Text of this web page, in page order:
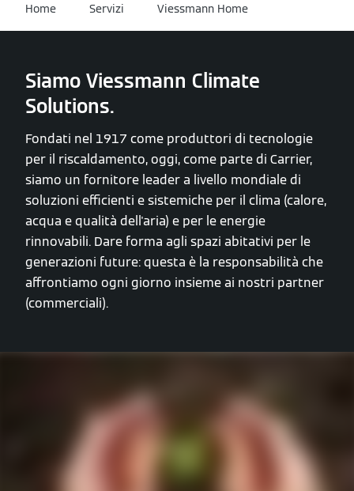
Home Servizi Viessmann Home
Siamo Viessmann Climate
Solutions.
Fondati nel 1917 come produttori di tecnologie
per il riscaldamento, oggi, come parte di Carrier,
siamo un fornitore leader a livello mondiale di
soluzioni efficienti e sistemiche per il clima (calore,
acqua e qualità dell'aria) e per le energie
rinnovabili. Dare forma agli spazi abitativi per le
generazioni future: questa è la responsabilità che
affrontiamo ogni giorno insieme ai nostri partner
(commerciali).